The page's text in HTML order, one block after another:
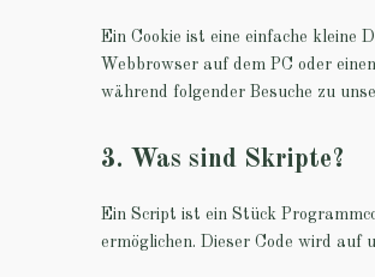
Ein Cookie ist eine einfache kleine
Webbrowser auf dem PC oder
während folgender Besuche zu
3. Was sind Skripte?
Ein Script ist ein Stück
ermöglichen. Dieser Code wird auf